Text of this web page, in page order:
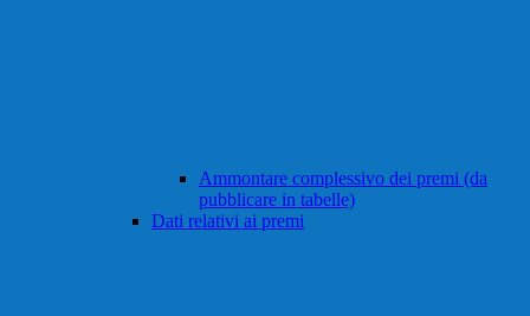
Ammontare complessivo dei premi (da
pubblicare in tabelle)
Dati relativi ai premi